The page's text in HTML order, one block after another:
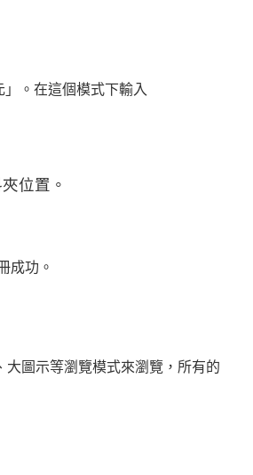
。在這個模式下輸入
位置。
成功。
圖示等瀏覽模式來瀏覽，所有的